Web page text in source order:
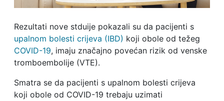
Rezultati nove stduije pokazali su da pacijenti s
upalnom bolesti crijeva (IBD) koji obole od težeg
COVID-19, imaju značajno povećan rizik od venske
tromboembolije (VTE).
Smatra se da pacijenti s upalnom bolesti crijeva
koji obole od COVID-19 trebaju uzimati